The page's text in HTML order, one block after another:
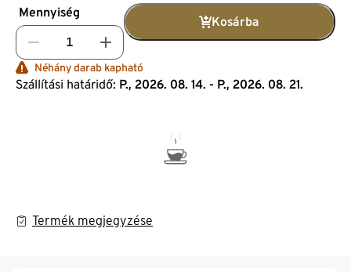
Mennyiség
Kosárba
Néhány darab kapható
Szállítási határidő: P., 2026. 08. 14. - P., 2026. 08. 21.
Termék megjegyzése